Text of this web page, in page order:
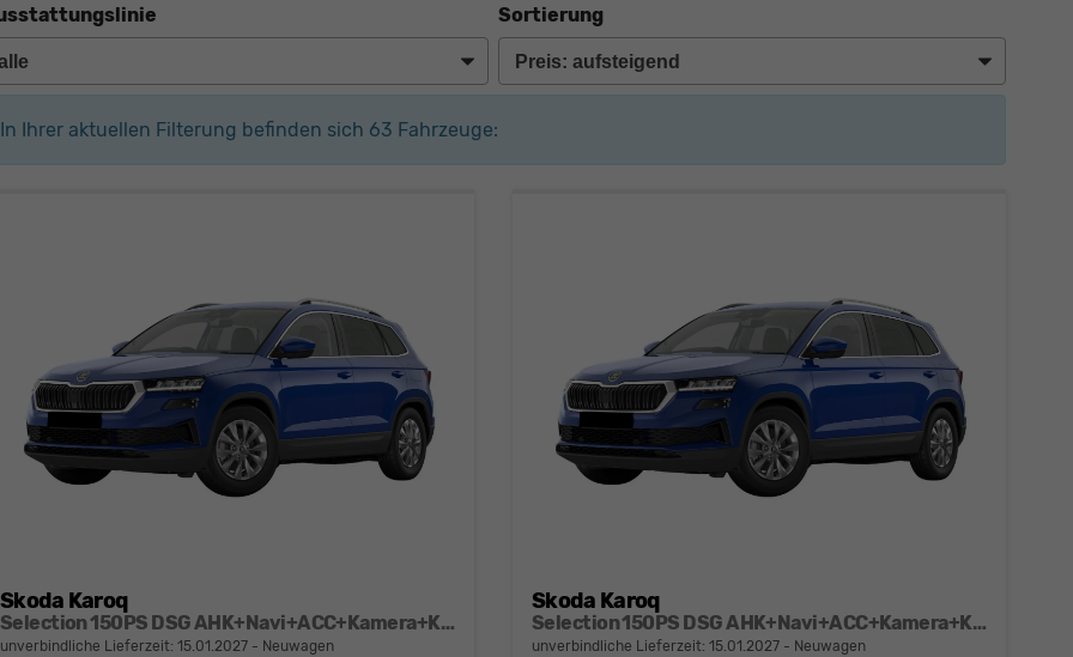
Sortierung
In Ihrer aktuellen Filterung befinden sich 63 Fahrzeuge:
Skoda Karoq
Selection 150PS DSG AHK+Navi+ACC+Kamera+Kessy+Sitzheizung+GV5+Ambiente
unverbindliche Lieferzeit: 15.01.2027 Neuwagen
Skoda Karoq
Selection 150PS DSG AHK+Navi+ACC+Kamera+Kessy+Sitzheizung+GV5+Ambiente
unverbindliche Lieferzeit: 15.01.2027 Neuwagen